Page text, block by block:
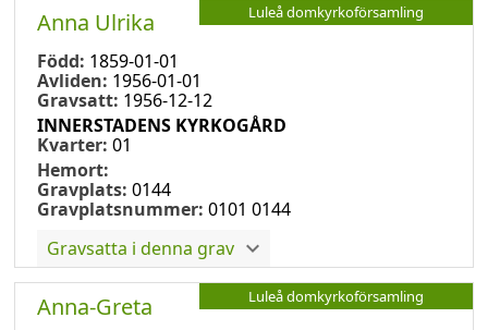
Luleå domkyrkoförsamling
Anna Ulrika
Född: 1859-01-01
Avliden: 1956-01-01
Gravsatt: 1956-12-12
INNERSTADENS KYRKOGÅRD
Kvarter: 01
Hemort:
Gravplats: 0144
Gravplatsnummer: 0101 0144
Gravsatta i denna grav
Luleå domkyrkoförsamling
Anna-Greta